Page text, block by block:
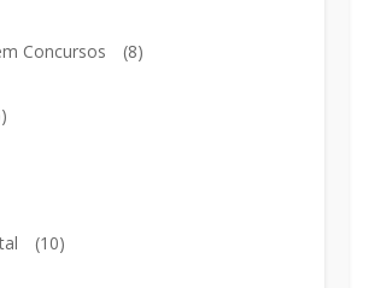
Concursos (8)
(10)